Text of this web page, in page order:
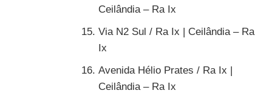
Ceilândia – Ra Ix
Via N2 Sul / Ra Ix | Ceilândia – Ra
Ix
Avenida Hélio Prates / Ra Ix |
Ceilândia – Ra Ix